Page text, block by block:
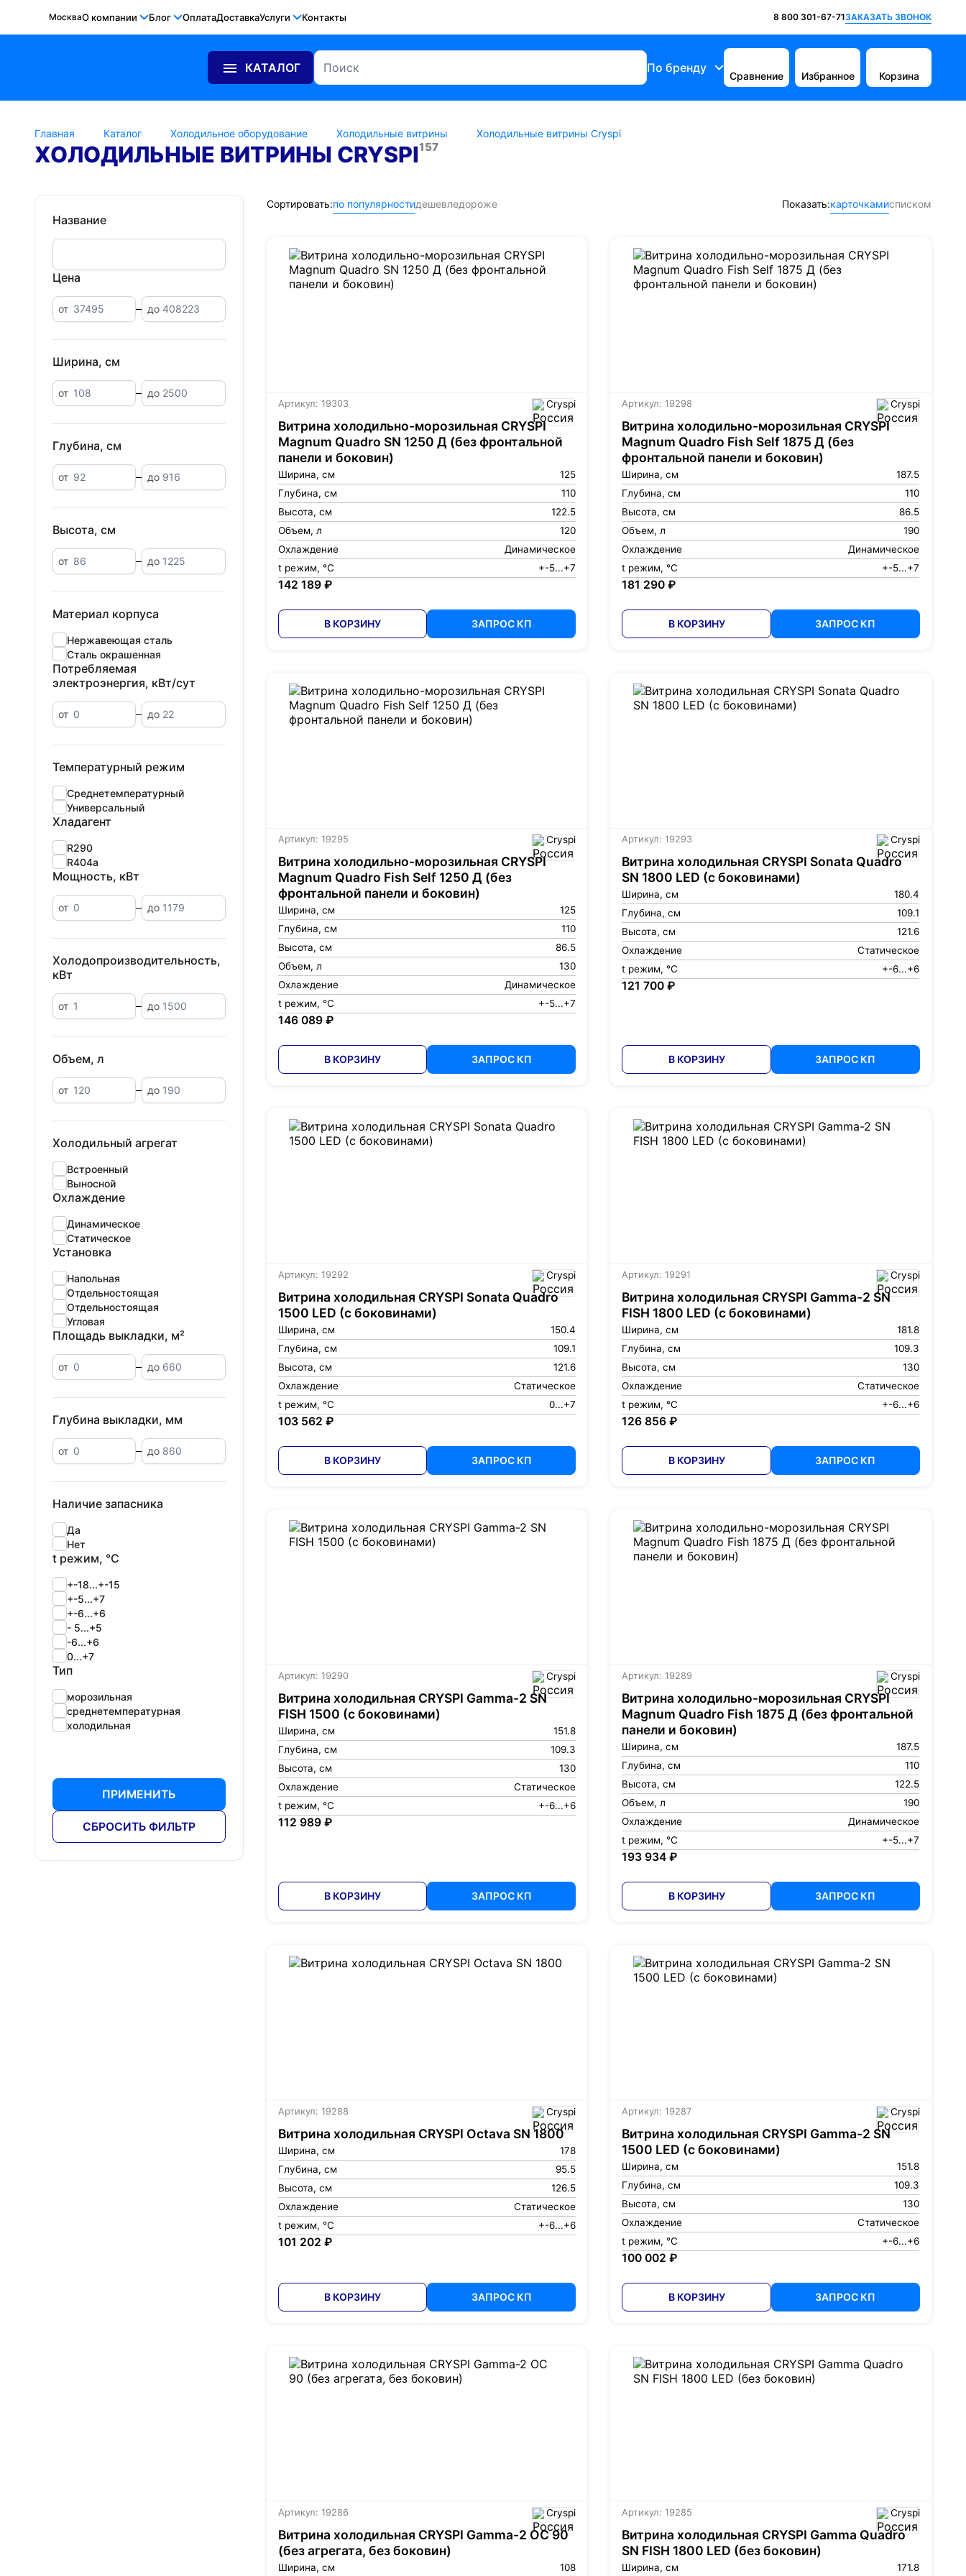
МоскваО компании Блог ОплатаДоставкаУслуги Контакты 8 800 301-67-71ЗАКАЗАТЬ ЗВОНОК
КАТАЛОГ По бренду
Сравнение Избранное Корзина
Главная Каталог Холодильное оборудование Холодильные витрины Холодильные витрины Cryspi
ХОЛОДИЛЬНЫЕ ВИТРИНЫ CRYSPI157
Сортировать:по популярностидешевледороже Показать:карточкамисписком
Название
Цена
от до
Ширина, см
от до
Глубина, см
от до
Высота, см
от до
Материал корпуса
Нержавеющая сталь
Сталь окрашенная
Потребляемая
электроэнергия, кВт/сут
от до
Температурный режим
Среднетемпературный
Универсальный
Хладагент
R290
R404a
Мощность, кВт
от до
Холодопроизводительность,
кВт
от до
Объем, л
от до
Холодильный агрегат
Встроенный
Выносной
Охлаждение
Динамическое
Статическое
Установка
Напольная
Отдельностоящая
Отдельностоящая
Угловая
Площадь выкладки, м²
от до
Глубина выкладки, мм
от до
Наличие запасника
Да
Нет
t режим, °С
+-18...+-15
+-5...+7
+-6...+6
- 5...+5
-6...+6
0...+7
Тип
морозильная
среднетемпературная
холодильная
ПРИМЕНИТЬ
СБРОСИТЬ ФИЛЬТР
Артикул: 19303 Cryspi
Витрина холодильно-морозильная CRYSPI
Magnum Quadro SN 1250 Д (без фронтальной
панели и боковин)
Ширина, см
125
Глубина, см
110
Высота, см
122.5
Объем, л
120
Охлаждение
Динамическое
t режим, °С
+-5...+7
142 189 ₽
В КОРЗИНУ ЗАПРОС КП
Артикул: 19298 Cryspi
Витрина холодильно-морозильная CRYSPI
Magnum Quadro Fish Self 1875 Д (без
фронтальной панели и боковин)
Ширина, см
187.5
Глубина, см
110
Высота, см
86.5
Объем, л
190
Охлаждение
Динамическое
t режим, °С
+-5...+7
181 290 ₽
В КОРЗИНУ ЗАПРОС КП
Артикул: 19295 Cryspi
Витрина холодильно-морозильная CRYSPI
Magnum Quadro Fish Self 1250 Д (без
фронтальной панели и боковин)
Ширина, см
125
Глубина, см
110
Высота, см
86.5
Объем, л
130
Охлаждение
Динамическое
t режим, °С
+-5...+7
146 089 ₽
В КОРЗИНУ ЗАПРОС КП
Артикул: 19293 Cryspi
Витрина холодильная CRYSPI Sonata Quadro
SN 1800 LED (с боковинами)
Ширина, см
180.4
Глубина, см
109.1
Высота, см
121.6
Охлаждение
Статическое
t режим, °С
+-6...+6
121 700 ₽
В КОРЗИНУ ЗАПРОС КП
Артикул: 19292 Cryspi
Витрина холодильная CRYSPI Sonata Quadro
1500 LED (с боковинами)
Ширина, см
150.4
Глубина, см
109.1
Высота, см
121.6
Охлаждение
Статическое
t режим, °С
0...+7
103 562 ₽
В КОРЗИНУ ЗАПРОС КП
Артикул: 19291 Cryspi
Витрина холодильная CRYSPI Gamma-2 SN
FISH 1800 LED (с боковинами)
Ширина, см
181.8
Глубина, см
109.3
Высота, см
130
Охлаждение
Статическое
t режим, °С
+-6...+6
126 856 ₽
В КОРЗИНУ ЗАПРОС КП
Артикул: 19290 Cryspi
Витрина холодильная CRYSPI Gamma-2 SN
FISH 1500 (с боковинами)
Ширина, см
151.8
Глубина, см
109.3
Высота, см
130
Охлаждение
Статическое
t режим, °С
+-6...+6
112 989 ₽
В КОРЗИНУ ЗАПРОС КП
Артикул: 19289 Cryspi
Витрина холодильно-морозильная CRYSPI
Magnum Quadro Fish 1875 Д (без фронтальной
панели и боковин)
Ширина, см
187.5
Глубина, см
110
Высота, см
122.5
Объем, л
190
Охлаждение
Динамическое
t режим, °С
+-5...+7
193 934 ₽
В КОРЗИНУ ЗАПРОС КП
Артикул: 19288 Cryspi
Витрина холодильная CRYSPI Octava SN 1800
Ширина, см
178
Глубина, см
95.5
Высота, см
126.5
Охлаждение
Статическое
t режим, °С
+-6...+6
101 202 ₽
В КОРЗИНУ ЗАПРОС КП
Артикул: 19287 Cryspi
Витрина холодильная CRYSPI Gamma-2 SN
1500 LED (с боковинами)
Ширина, см
151.8
Глубина, см
109.3
Высота, см
130
Охлаждение
Статическое
t режим, °С
+-6...+6
100 002 ₽
В КОРЗИНУ ЗАПРОС КП
Артикул: 19286 Cryspi
Витрина холодильная CRYSPI Gamma-2 OC 90
(без агрегата, без боковин)
Ширина, см 108
Артикул: 19285 Cryspi
Витрина холодильная CRYSPI Gamma Quadro
SN FISH 1800 LED (без боковин)
Ширина, см 171.8